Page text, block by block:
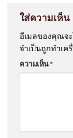
ใส่ความเห็น
อีเมลของคุณจ
จำเป็นถูกทำเค
ความเห็น*